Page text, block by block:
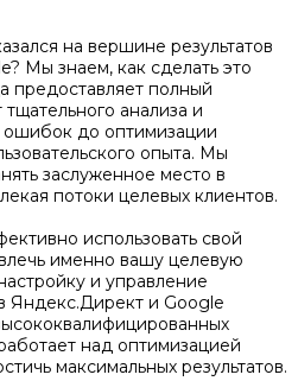
на вершине результатов
Мы знаем, как сделать это
полный
анализа и
ошибок до оптимизации
опыта. Мы
заслуженное место в
потоки целевых клиентов.
использовать свой
именно вашу целевую
и управление
Яндекс.Директ и Google
над оптимизацией
максимальных результатов.